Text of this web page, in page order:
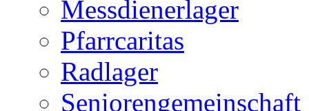
Messdienerlager
Pfarrcaritas
Radlager
Seniorengemeinschaft